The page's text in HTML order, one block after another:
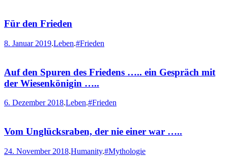
Für den Frieden
8. Januar 2019.Leben.#Frieden
Auf den Spuren des Friedens ….. ein Gespräch mit
der Wiesenkönigin …..
6. Dezember 2018.Leben.#Frieden
Vom Unglücksraben, der nie einer war …..
24. November 2018.Humanity.#Mythologie